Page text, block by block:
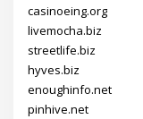
casinoeing.org
livemocha.biz
streetlife.biz
hyves.biz
enoughinfo.net
pinhive.net